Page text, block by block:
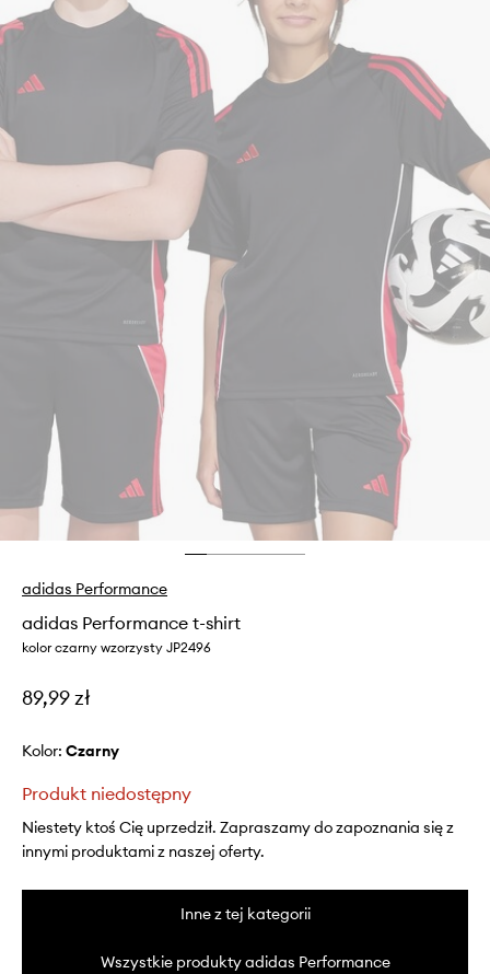
adidas Performance
adidas Performance t-shirt
kolor czarny wzorzysty JP2496
89,99 zł
Kolor: czarny
Produkt niedostępny
Niestety ktoś Cię uprzedził. Zapraszamy do zapoznania się z
innymi produktami z naszej oferty.
Inne z tej kategorii
Wszystkie produkty adidas Performance